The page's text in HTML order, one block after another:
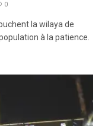
0
la wilaya de
à la patience.